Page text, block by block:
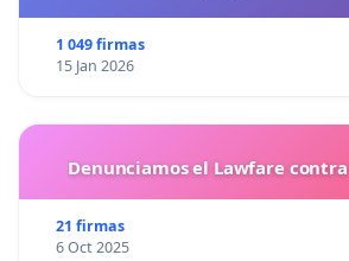
1 049 firmas
15 Jan 2026
Denunciamos el Lawfare
21 firmas
6 Oct 2025